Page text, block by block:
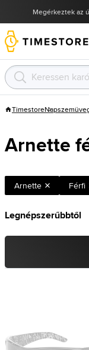
Megérkeztek az
Timestore
Arnette
Arnette Férfi